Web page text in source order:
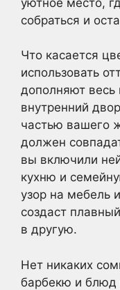
собраться и
Что касается
использовать
дополняют
внутренний
частью вашего
должен
вы включили
кухню и
узор на мебель
создаст
в другую.
Нет никаких
барбекю и блюд